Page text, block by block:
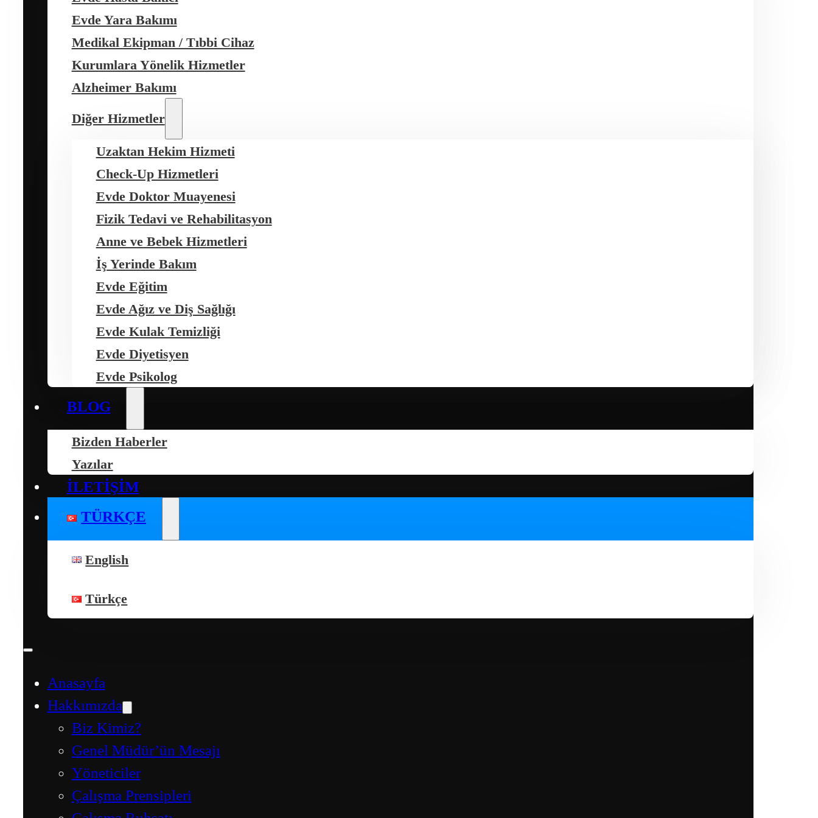
Evde Yara Bakımı
Medikal Ekipman / Tıbbi Cihaz
Kurumlara Yönelik Hizmetler
Alzheimer Bakımı
Diğer Hizmetler
Uzaktan Hekim Hizmeti
Check-Up Hizmetleri
Evde Doktor Muayenesi
Fizik Tedavi ve Rehabilitasyon
Anne ve Bebek Hizmetleri
İş Yerinde Bakım
Evde Eğitim
Evde Ağız ve Diş Sağlığı
Evde Kulak Temizliği
Evde Diyetisyen
Evde Psikolog
BLOG
Bizden Haberler
Yazılar
İLETIŞIM
TÜRKÇE
English
Türkçe
Anasayfa
Hakkımızda
Biz Kimiz?
Genel Müdür’ün Mesajı
Yöneticiler
Çalışma Prensipleri